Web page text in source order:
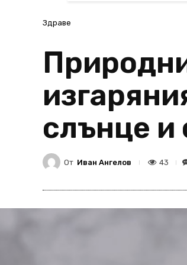
Здраве
слънце и
От Иван Ангелов 43